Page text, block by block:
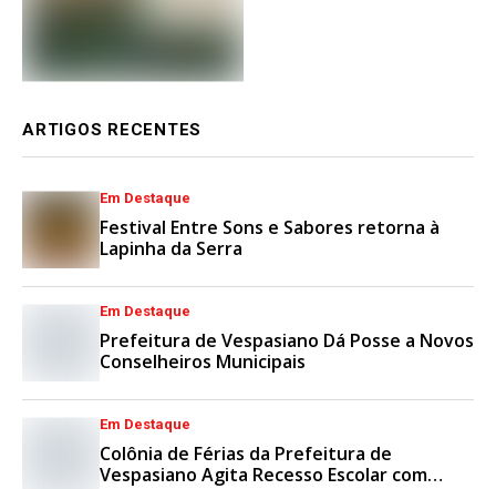
ARTIGOS RECENTES
Em Destaque
Festival Entre Sons e Sabores retorna à
Lapinha da Serra
Em Destaque
Prefeitura de Vespasiano Dá Posse a Novos
Conselheiros Municipais
Em Destaque
Colônia de Férias da Prefeitura de
Vespasiano Agita Recesso Escolar com